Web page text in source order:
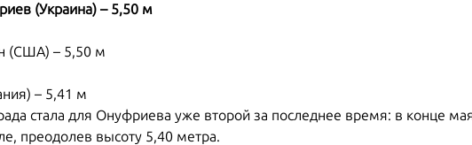
(Украина) – 5,50 м
(США) – 5,50 м
– 5,41 м
стала для Онуфриева уже второй за последнее время: в конце
преодолев высоту 5,40 метра.